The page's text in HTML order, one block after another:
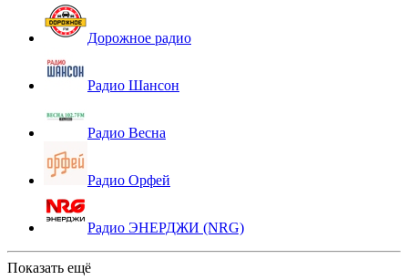
Дорожное радио
Радио Шансон
Радио Весна
Радио Орфей
Радио ЭНЕРДЖИ (NRG)
Показать ещё